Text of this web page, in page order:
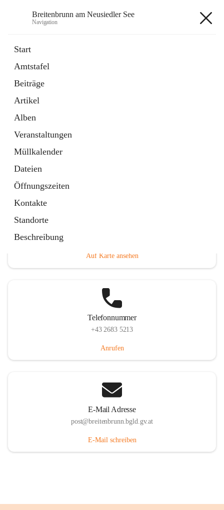
Breitenbrunn am Neusiedler See
Navigation
Start
Amtstafel
Beiträge
Artikel
Alben
Veranstaltungen
Müllkalender
Dateien
Öffnungszeiten
Kontakte
Standorte
Beschreibung
18 Schnellzugriffe
Gemeindeservice
Auf Karte ansehen
Telefonnummer
+43 2683 5213
Anrufen
E-Mail Adresse
post@breitenbrunn.bgld.gv.at
E-Mail schreiben